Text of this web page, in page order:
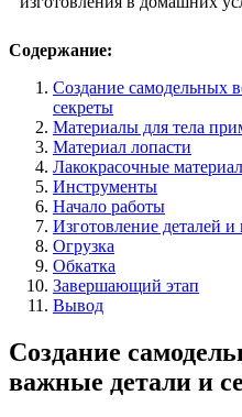
Содержание:
Создание самодельных
секреты
Материалы для тела
Материал лопасти
Лакокрасочные
Инструменты
Начало работы
Изготовление деталей и
Огрузка
Обкатка
Завершающий этап
Вывод
Создание
важные детали и